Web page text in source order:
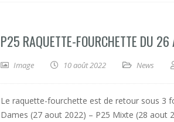
P25 RAQUETTE-FOURCHETTE DU
Image 10 août 2022 News
Le raquette-fourchette est de retour sous 3
Dames (27 aout 2022) – P25 Mixte (28 aout